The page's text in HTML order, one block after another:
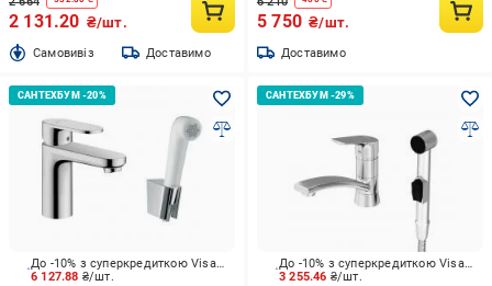
2 131.20 ₴/шт.
Cамовивіз Доставимо
5 750 ₴/шт.
Доставимо
6 127.88 ₴/шт.
До -10% з суперкредиткою Visa Вигода
3 255.46 ₴/шт.
До -10% з суперкредиткою Visa Вигода